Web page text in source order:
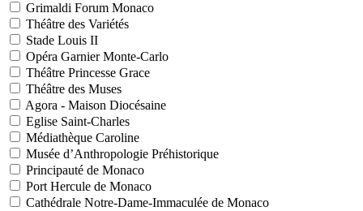
Grimaldi Forum Monaco
Théâtre des Variétés
Stade Louis II
Opéra Garnier Monte-Carlo
Théâtre Princesse Grace
Théâtre des Muses
Agora - Maison Diocésaine
Eglise Saint-Charles
Médiathèque Caroline
Musée d’Anthropologie Préhistorique
Principauté de Monaco
Port Hercule de Monaco
Cathédrale Notre-Dame-Immaculée de Monaco